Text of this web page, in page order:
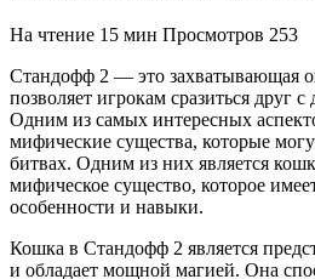
На чтение 15 мин Просмотров 253
Стандофф 2 — это захватывающая
позволяет игрокам сразиться друг
Одним из самых интересных
мифические существа, которые
битвах. Одним из них является
мифическое существо, которое
особенности и навыки.
Кошка в Стандофф 2 является
и обладает мощной магией. Она